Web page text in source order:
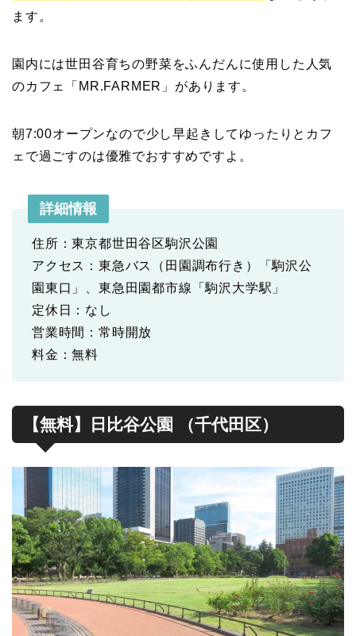
ます。
園内には世田谷育ちの野菜をふんだんに使用した人気
のカフェ「MR.FARMER」があります。
朝7:00オープンなので少し早起きしてゆったりとカフ
ェで過ごすのは優雅でおすすめですよ。
詳細情報
住所：東京都世田谷区駒沢公園
アクセス：東急バス（田園調布行き）「駒沢公
園東口」、東急田園都市線「駒沢大学駅」
定休日：なし
営業時間：常時開放
料金：無料
【無料】日比谷公園 （千代田区）